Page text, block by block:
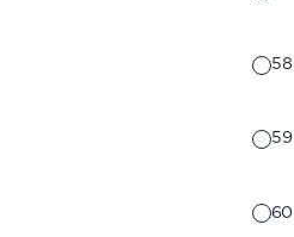
58
59
60